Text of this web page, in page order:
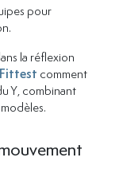
pour
la réflexion
comment
Y, combinant